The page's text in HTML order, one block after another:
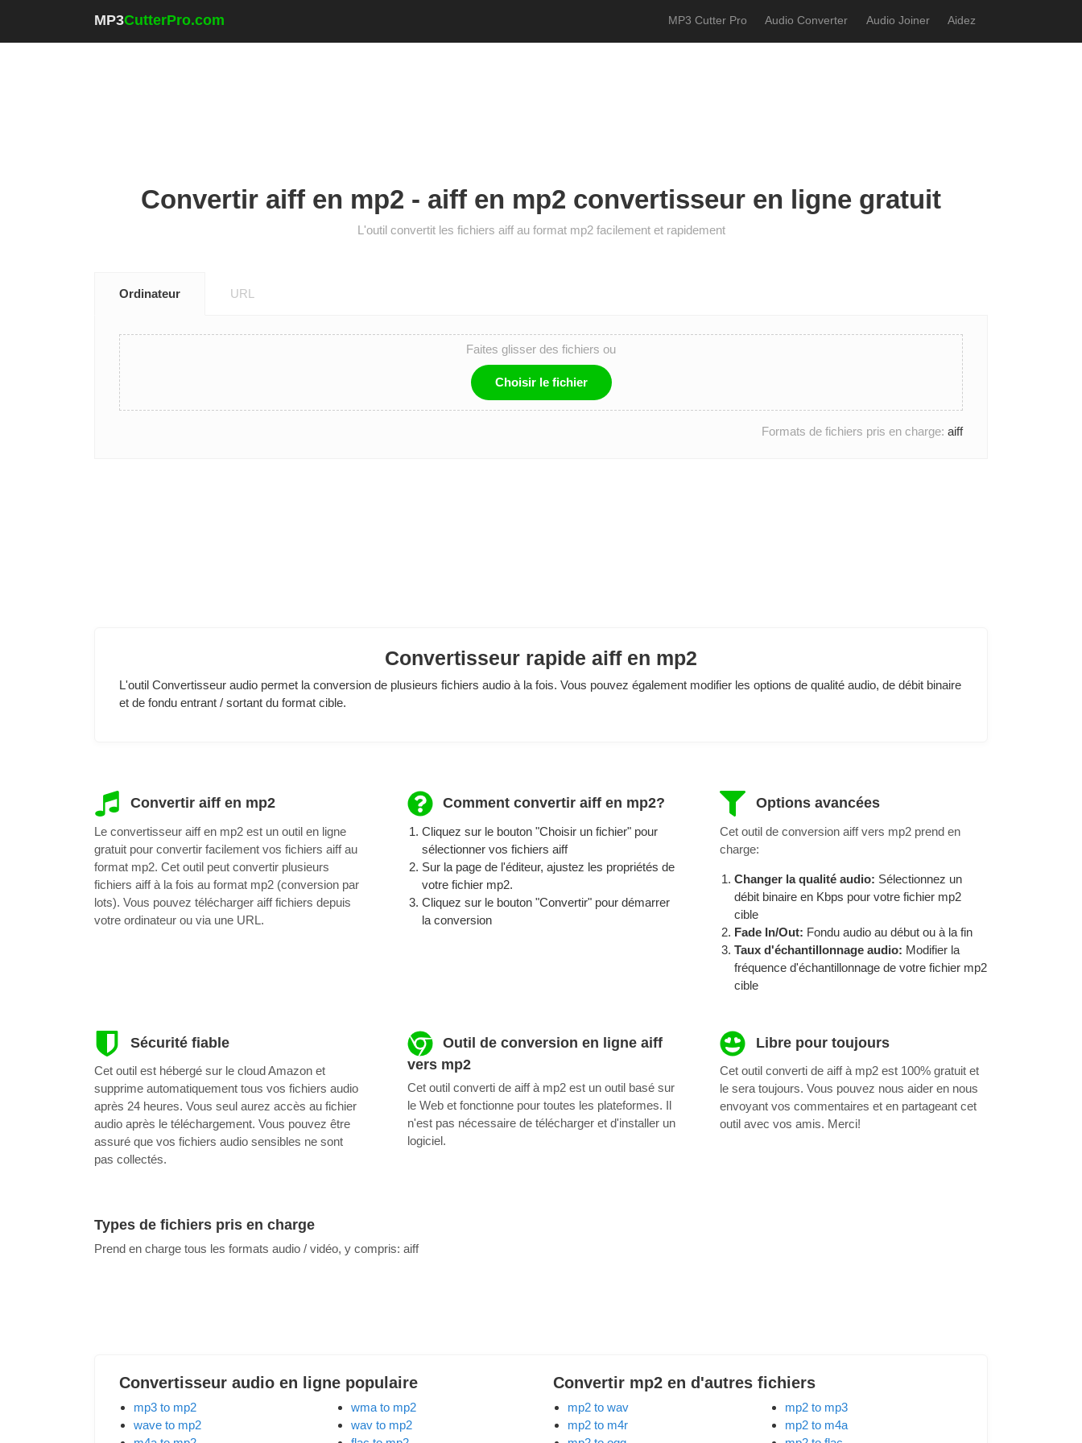
MP3CutterPro.com MP3 Cutter Pro Audio Converter Audio Joiner Aidez
Convertir aiff en mp2 - aiff en mp2 convertisseur en ligne gratuit
L'outil convertit les fichiers aiff au format mp2 facilement et rapidement
Ordinateur URL
Faites glisser des fichiers ou
Choisir le fichier
Formats de fichiers pris en charge: aiff
Convertisseur rapide aiff en mp2
L'outil Convertisseur audio permet la conversion de plusieurs fichiers audio à la fois. Vous pouvez également modifier les options de qualité audio, de débit binaire
et de fondu entrant / sortant du format cible.
Convertir aiff en mp2
Le convertisseur aiff en mp2 est un outil en ligne
gratuit pour convertir facilement vos fichiers aiff au
format mp2. Cet outil peut convertir plusieurs
fichiers aiff à la fois au format mp2 (conversion par
lots). Vous pouvez télécharger aiff fichiers depuis
votre ordinateur ou via une URL.
Comment convertir aiff en mp2?
Cliquez sur le bouton "Choisir un fichier" pour
sélectionner vos fichiers aiff
Sur la page de l'éditeur, ajustez les propriétés de
votre fichier mp2.
Cliquez sur le bouton "Convertir" pour démarrer
la conversion
Options avancées
Cet outil de conversion aiff vers mp2 prend en
charge:
Changer la qualité audio: Sélectionnez un
débit binaire en Kbps pour votre fichier mp2
cible
Fade In/Out: Fondu audio au début ou à la fin
Taux d'échantillonnage audio: Modifier la
fréquence d'échantillonnage de votre fichier mp2
cible
Sécurité fiable
Cet outil est hébergé sur le cloud Amazon et
supprime automatiquement tous vos fichiers audio
après 24 heures. Vous seul aurez accès au fichier
audio après le téléchargement. Vous pouvez être
assuré que vos fichiers audio sensibles ne sont
pas collectés.
Outil de conversion en ligne aiff
vers mp2
Cet outil converti de aiff à mp2 est un outil basé sur
le Web et fonctionne pour toutes les plateformes. Il
n'est pas nécessaire de télécharger et d'installer un
logiciel.
Libre pour toujours
Cet outil converti de aiff à mp2 est 100% gratuit et
le sera toujours. Vous pouvez nous aider en nous
envoyant vos commentaires et en partageant cet
outil avec vos amis. Merci!
Types de fichiers pris en charge
Prend en charge tous les formats audio / vidéo, y compris: aiff
Convertisseur audio en ligne populaire
mp3 to mp2
wave to mp2
wma to mp2
wav to mp2
Convertir mp2 en d'autres fichiers
mp2 to wav
mp2 to m4r
mp2 to mp3
mp2 to m4a